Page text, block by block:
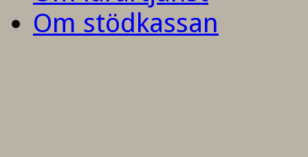
Om stödkassan